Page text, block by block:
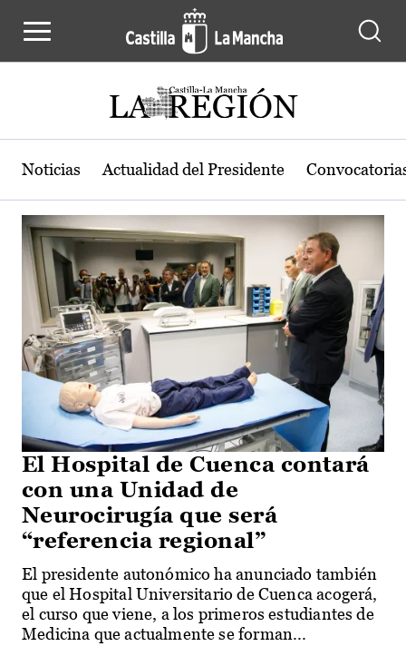
Actualidad de la región de Castilla-
Noticias Actualidad del Presidente
El Hospital de Cuenca contará
con una Unidad de
Neurocirugía que será
“referencia regional”
El presidente autonómico ha anunciado también
que el Hospital Universitario de Cuenca acogerá,
el curso que viene, a los primeros estudiantes de
Medicina que actualmente se forman...